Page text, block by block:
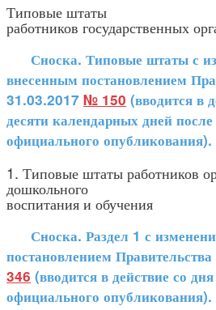
Типовые штаты
работников государственных
Сноска. Типовые штаты с
внесенным постановлением
31.03.2017 № 150 (вводится в
десяти календарных дней после
официального опубликования).
1. Типовые штаты работников
дошкольного
воспитания и обучения
Сноска. Раздел 1 с
постановлением
346 (вводится в действие со
официального опубликования).